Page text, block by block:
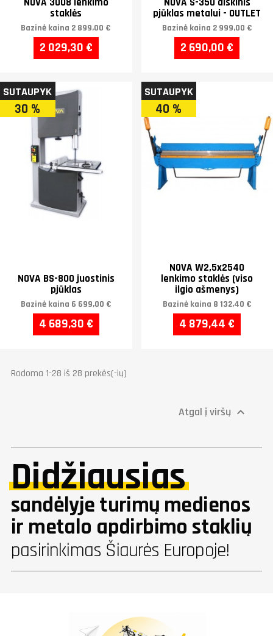
staklės
Bazinė kaina 2 899,00 €
2 029,30 €
pjūklas metalui - OUTLET
Bazinė kaina 2 999,00 €
2 690,00 €
SUTAUPYK
30 %
NOVA BS-800 juostinis
pjūklas
Bazinė kaina 6 699,00 €
4 689,30 €
SUTAUPYK
40 %
NOVA W2,5x2540
lenkimo staklės (viso
ilgio ašmenys)
Bazinė kaina 8 132,40 €
4 879,44 €
Rodoma 1-28 iš 28 prekės(-ių)
Atgal į viršų 
Didžiausias
sandėlyje turimų medienos
ir metalo apdirbimo staklių
pasirinkimas Šiaurės Europoje!